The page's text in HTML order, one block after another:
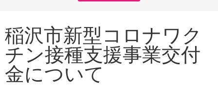
稲沢市新型コロナワク
チン接種支援事業交付
金について